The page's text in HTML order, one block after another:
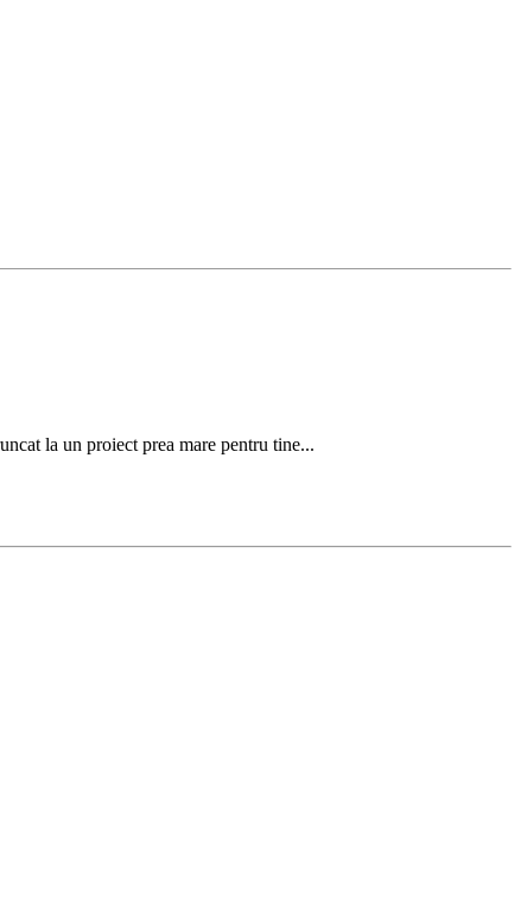
la un proiect prea mare pentru tine...